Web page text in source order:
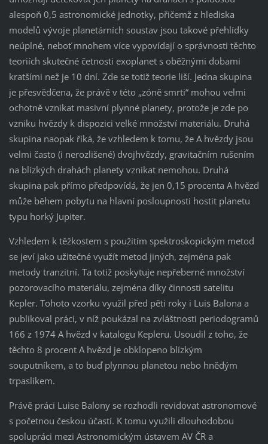
alespoň 0,5 astronomické jednotky, přičemž z hlediska
modelů vývoje planetárních soustav jsou takové přehlídky
neúplné, neboť mnohem více vypovídají o správnosti těchto
teoriích skutečné četnosti exoplanet s oběžnými dobami
kratšími než je 10 dní. Zde se totiž teorie liší. Jedna skupina
je přesvědčena, že právě v této „zóně smrti“ mohou velmi
ochotně vznikat masivní plynné planety, protože je zde po
vzniku hvězdy k dispozici velké množství materiálu. Druhá
skupina naopak říká, že vzhledem k tomu, že A hvězdy jsou
velmi často (i nerozlišené) dvojhvězdy, gravitačním rušením
na blízkých drahách planety vznikat nemohou. Druhá
skupina pak přímo předpovídá, že jen 0,15 procenta A hvězd
může během pobytu na hlavní posloupnosti hostit planetu
typu horký Jupiter.
Vzhledem k těžkostem s použitím spektroskopickým metod
se jeví jako užitečné využít metod jiných, zejména pak
metody tranzitní. Ta totiž poskytuje nepřeberné množství
pozorovacího materiálu, zejména díky činnosti satelitu
Kepler. Tohoto vzorku využil před pěti roky i Luis Balona a
publikoval práci, v níž poukázal na zvláštnosti periodogramů
166 z 1974 A hvězd v katalogu Kepleru. Usoudil z toho, že
těchto 8 procent A hvězd je obklopeno blízkým
souputníkem, a to buď plynnou planetou nebo hnědým
trpaslíkem.
Právě práci Luise Balony se rozhodli revidovat astronomové
s početnou českou účastí. K tomu využili dlouhodobou
spolupráci mezi Astronomickým ústavem AV ČR a